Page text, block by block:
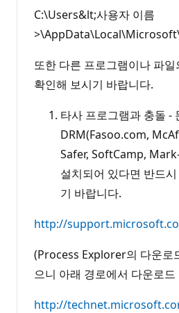
C:\Users&lt;사용자 이름
또한 다른 프로그램이나 파
확인해 보시기 바랍니다.
타사 프로그램과 충돌 -
DRM(Fasoo.com,
Safer, SoftCamp,
설치되어 있다면 반드
기 바랍니다.
http://
(Process Explorer의 다운로
으니 아래 경로에서 다운로
http://